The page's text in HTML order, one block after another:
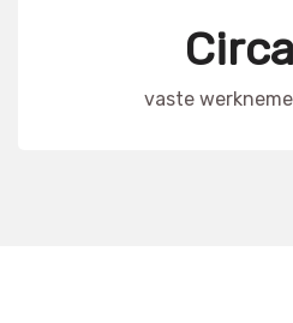
vaste